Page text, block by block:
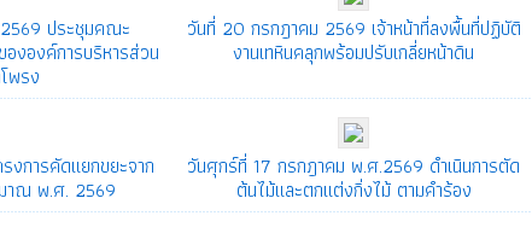
ประชุมคณะ
ององค์การบริหารส่วน
พรง
วันที่ 20 กรกฎาคม 2569 เจ้าหน้าที่ลงพื้นที่ปฏิบัติ
งานเทหินคลุกพร้อมปรับเกลี่ยหน้าดิน
งการคัดแยกขยะจาก
าณ พ.ศ. 2569
วันศุกร์ที่ 17 กรกฎาคม พ.ศ.2569 ดำเนินการตัด
ต้นไม้และตกแต่งกิ่งไม้ ตามคำร้อง